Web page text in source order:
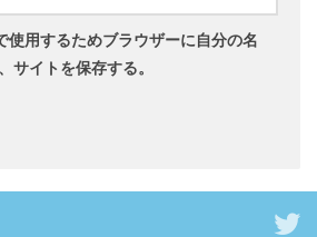
使用するためブラウザーに自分の名
サイトを保存する。